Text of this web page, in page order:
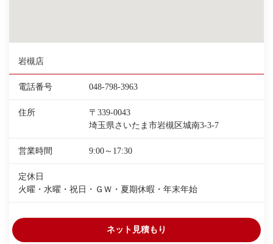
岩槻店
電話番号 048-798-3963
住所
〒339-0043
埼玉県さいたま市岩槻区城南3-3-7
営業時間 9:00～17:30
定休日
火曜・水曜・祝日・ＧＷ・夏期休暇・年末年始
ネット見積もり